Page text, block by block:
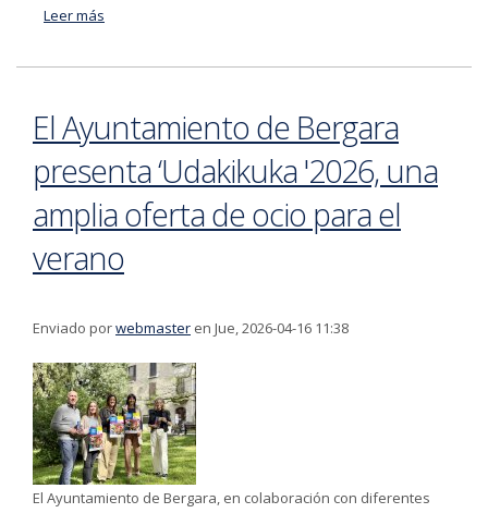
Leer más
red de solidaridad
El Ayuntamiento de Bergara
presenta ‘Udakikuka '2026, una
amplia oferta de ocio para el
verano
Enviado porwebmaster en Jue, 2026-04-16 11:38
El Ayuntamiento de Bergara, en colaboración con diferentes